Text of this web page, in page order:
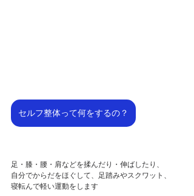
セルフ整体って何をするの？
足・膝・腰・肩などを揉んだり・伸ばしたり、
自分でからだをほぐして、足踏みやスクワット、
寝転んで軽い運動をします